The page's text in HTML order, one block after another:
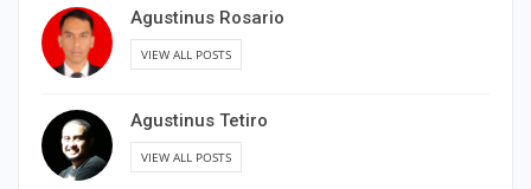
Agustinus Rosario
VIEW ALL POSTS
Agustinus Tetiro
VIEW ALL POSTS